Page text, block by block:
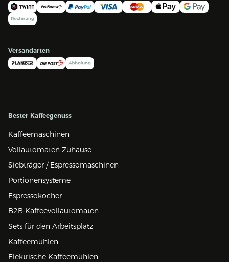
Versandarten
Bester Kaffeegenuss
Kaffeemaschinen
Vollautomaten Zuhause
Siebträger / Espressomaschinen
Portionensysteme
Espressokocher
B2B Kaffeevollautomaten
Sets für den Arbeitsplatz
Kaffeemühlen
Elektrische Kaffeemühlen